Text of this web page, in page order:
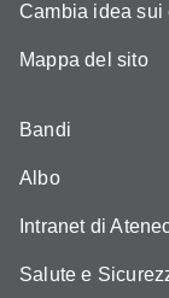
Cambia idea sui
Mappa del sito
Bandi
Albo
Intranet di
Salute e